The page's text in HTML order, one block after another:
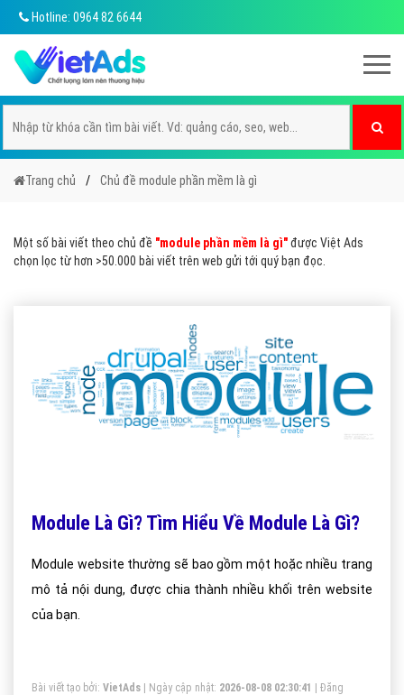
Hotline: 0964 82 6644
Trang chủ Chủ đề module phần mềm là gì
Một số bài viết theo chủ đề "module phần mềm là gì"được Việt Ads
chọn lọc từ hơn >50.000 bài viết trên web gửi tới quý bạn đọc.
Module Là Gì? Tìm Hiểu Về Module Là Gì?
Module website thường sẽ bao gồm một hoặc nhiều trang
mô tả nội dung, được chia thành nhiều khối trên website
của bạn.
Bài viết tạo bởi: VietAds | Ngày cập nhật: 2026-08-08 02:30:41
Đăng